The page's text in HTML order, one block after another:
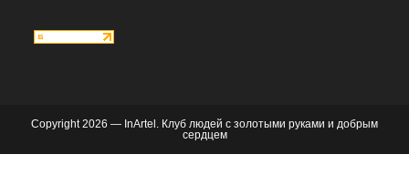
Copyright 2026 — InArtel. Клуб людей с золотыми руками и добрым
сердцем